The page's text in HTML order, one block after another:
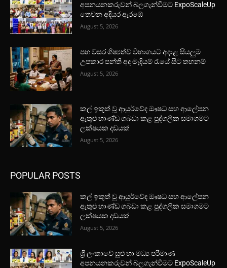
අපනයනකරුවන් බලගැන්වීමට ExpoScaleUp
තෙවන අදියර ඇරඹේ
August 5, 2026
පහ වසර ශිෂ්‍යත්ව විභාගයට අදාළ සියලුම
උපකාර පන්ති අද මැදියම් රැයේ සිට තහනම්
August 5, 2026
කල් ඉකුත් වූ ආයුර්වේද ඖෂධ සහ ආලේපන
ඇතුළු භාණ්ඩ ගබඩා කළ පුද්ගලික සමාගමට
ලක්ෂයක දඩයක්
August 5, 2026
POPULAR POSTS
කල් ඉකුත් වූ ආයුර්වේද ඖෂධ සහ ආලේපන
ඇතුළු භාණ්ඩ ගබඩා කළ පුද්ගලික සමාගමට
ලක්ෂයක දඩයක්
August 5, 2026
ශ්‍රී ලංකාවේ සුළු හා මධ්‍ය පරිමාණ
අපනයනකරුවන් බලගැන්වීමට ExpoScaleUp